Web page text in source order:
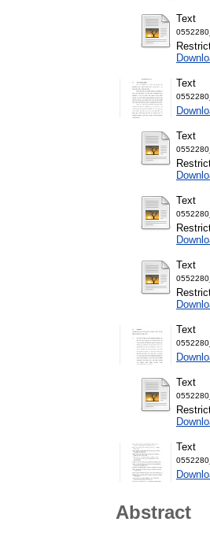
Text
Text
Text
Text
Text
Text
Text
Text
Abstract